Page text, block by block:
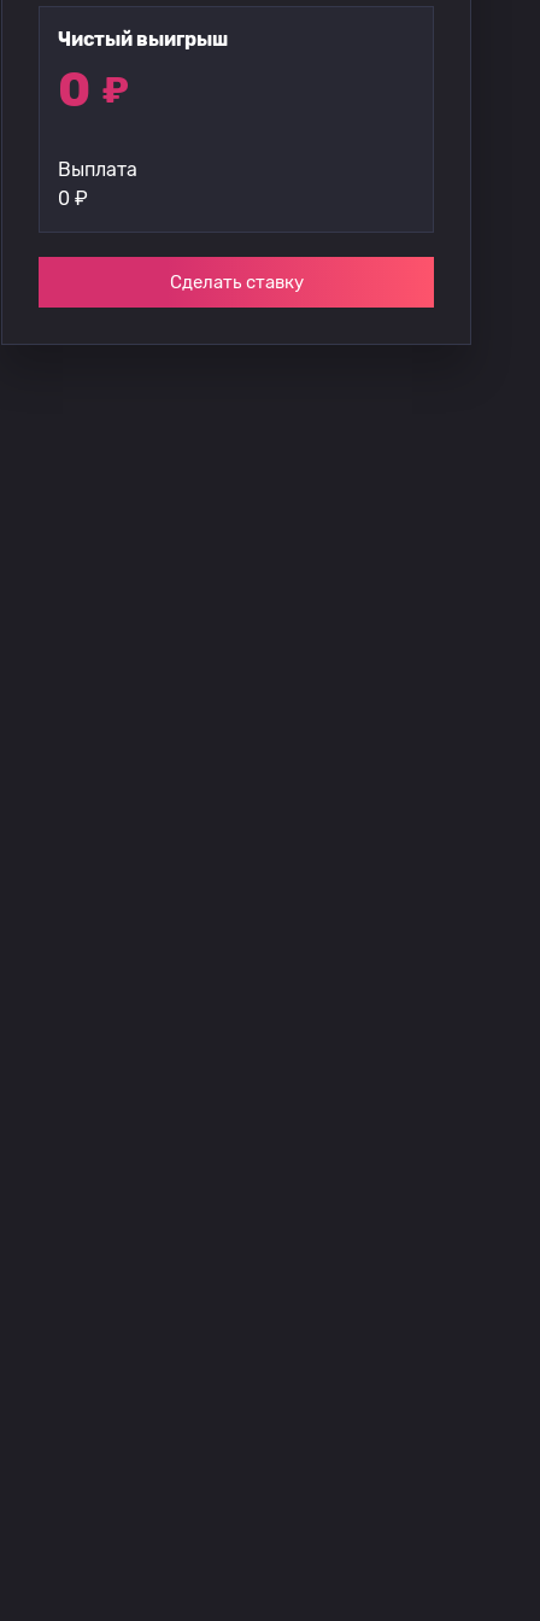
Чистый выигрыш
0 ₽
Выплата
0 ₽
Сделать ставку